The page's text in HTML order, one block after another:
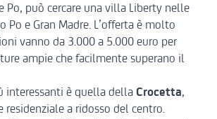
Po, può cercare una villa Liberty nelle
Po e Gran Madre. L’offerta è molto
vanno da 3.000 a 5.000 euro per
ampie che facilmente superano il
interessanti è quella della Crocetta,
residenziale a ridosso del centro.